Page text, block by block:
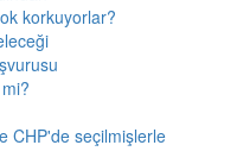
korkuyorlar?
CHP'de seçilmişlerle